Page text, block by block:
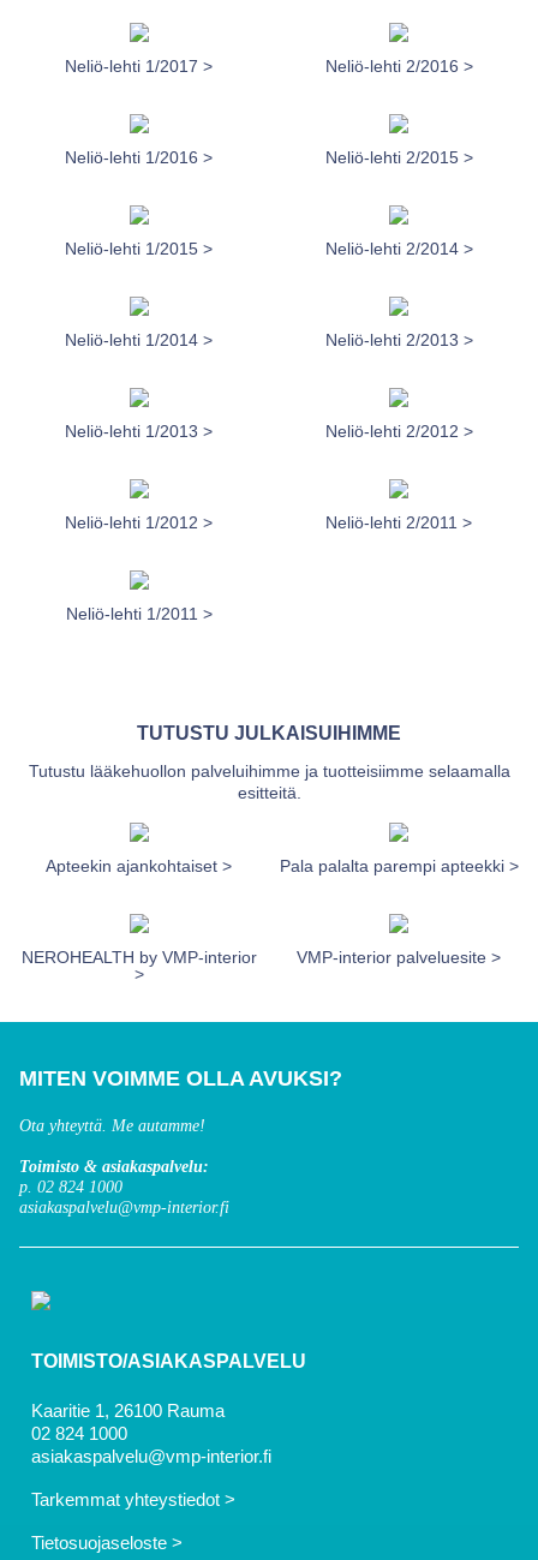
Neliö-lehti 1/2017 > Neliö-lehti 2/2016 >
Neliö-lehti 1/2016 > Neliö-lehti 2/2015 >
Neliö-lehti 1/2015 > Neliö-lehti 2/2014 >
Neliö-lehti 1/2014 > Neliö-lehti 2/2013 >
Neliö-lehti 1/2013 > Neliö-lehti 2/2012 >
Neliö-lehti 1/2012 > Neliö-lehti 2/2011 >
Neliö-lehti 1/2011 >
TUTUSTU JULKAISUIHIMME
Tutustu lääkehuollon palveluihimme ja tuotteisiimme selaamalla
esitteitä.
Apteekin ajankohtaiset > Pala palalta parempi apteekki >
NEROHEALTH by VMP-interior
>
VMP-interior palveluesite >
MITEN VOIMME OLLA AVUKSI?
Ota yhteyttä. Me autamme!
Toimisto & asiakaspalvelu:
p. 02 824 1000
asiakaspalvelu@vmp-interior.fi
TOIMISTO/ASIAKASPALVELU
Kaaritie 1, 26100 Rauma
02 824 1000
asiakaspalvelu@vmp-interior.fi
Tarkemmat yhteystiedot >
Tietosuojaseloste >